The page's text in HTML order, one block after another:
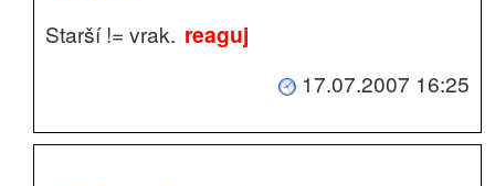
Starší != vrak. reaguj
17.07.2007 16:25